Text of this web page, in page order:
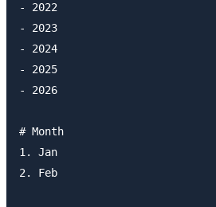
- 2022
- 2023
- 2024
- 2025
- 2026
# Month
1. Jan
2. Feb